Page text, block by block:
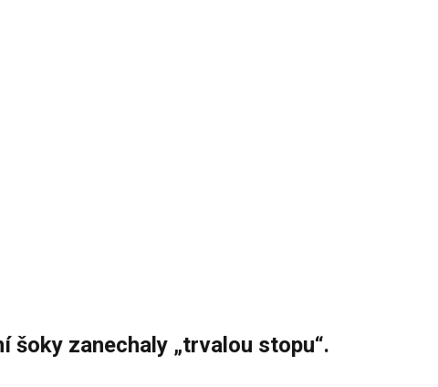
šoky zanechaly „trvalou stopu“.